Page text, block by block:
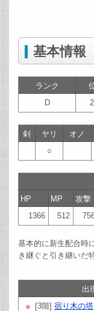
基本情報
ランク
D
剣 ヤリ オノ
○
HP
MP 攻撃
1366
512
基本的に新生配合時
き継ぐと引き継いだ
出
[3階] 宿り木の塔